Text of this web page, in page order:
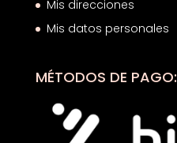
Mis direcciones
Mis datos personales
MÉTODOS DE PAGO: